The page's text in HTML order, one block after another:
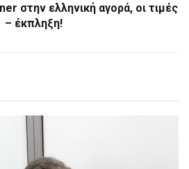
στην ελληνική αγορά, οι τιμές
– έκπληξη!